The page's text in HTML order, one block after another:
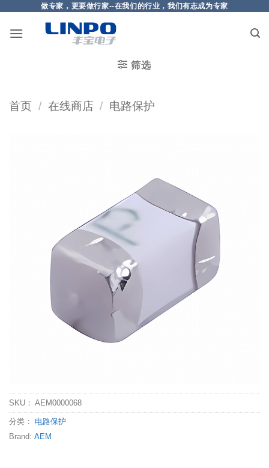
做专家，更要做行家--在我们的行业，我们有志成为专家
筛选
首页 / 在线商店 / 电路保护
SKU： AEM0000068
分类： 电路保护
Brand: AEM